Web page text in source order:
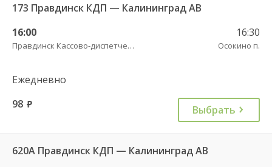
173 Правдинск КДП — Калининград АВ
16:00
Правдинск Кассово-диспетчерский пункт
16:30
Осокино п.
Ежедневно
98 руб. Выбрать
620А Правдинск КДП — Калининград АВ